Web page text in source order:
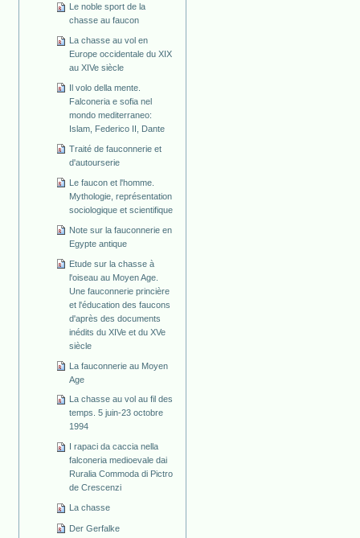
Le noble sport de la
chasse au faucon
La chasse au vol en
Europe occidentale du XIX
au XIVe siècle
Il volo della mente.
Falconeria e sofia nel
mondo mediterraneo:
Islam, Federico II, Dante
Traité de fauconnerie et
d'autourserie
Le faucon et l'homme.
Mythologie, représentation
sociologique et scientifique
Note sur la fauconnerie en
Egypte antique
Etude sur la chasse à
l'oiseau au Moyen Age.
Une fauconnerie princière
et l'éducation des faucons
d'après des documents
inédits du XIVe et du XVe
siècle
La fauconnerie au Moyen
Age
La chasse au vol au fil des
temps. 5 juin-23 octobre
1994
I rapaci da caccia nella
falconeria medioevale dai
Ruralia Commoda di Pictro
de Crescenzi
La chasse
Der Gerfalke